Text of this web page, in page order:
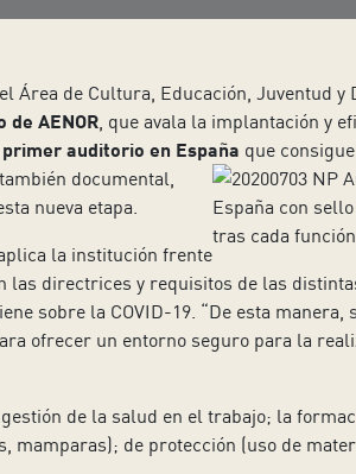
Área de Cultura, Educación, Juventud y
AENOR, que avala la implantación y
primer auditorio en España que
documental,
nueva etapa.
la institución frente
las directrices y requisitos de las
sobre la COVID-19. “De esta manera,
ofrecer un entorno seguro para la
de la salud en el trabajo; la
mamparas); de protección (uso de